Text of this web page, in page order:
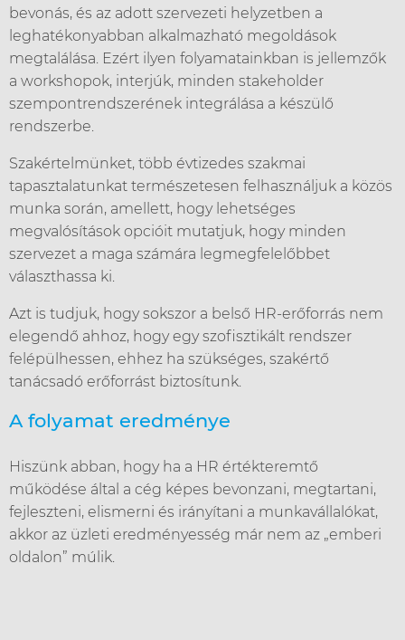
bevonás, és az adott szervezeti helyzetben a
leghatékonyabban alkalmazható megoldások
megtalálása. Ezért ilyen folyamatainkban is jellemzők
a workshopok, interjúk, minden stakeholder
szempontrendszerének integrálása a készülő
rendszerbe.
Szakértelmünket, több évtizedes szakmai
tapasztalatunkat természetesen felhasználjuk a közös
munka során, amellett, hogy lehetséges
megvalósítások opcióit mutatjuk, hogy minden
szervezet a maga számára legmegfelelőbbet
választhassa ki.
Azt is tudjuk, hogy sokszor a belső HR-erőforrás nem
elegendő ahhoz, hogy egy szofisztikált rendszer
felépülhessen, ehhez ha szükséges, szakértő
tanácsadó erőforrást biztosítunk.
A folyamat eredménye
Hiszünk abban, hogy ha a HR értékteremtő
működése által a cég képes bevonzani, megtartani,
fejleszteni, elismerni és irányítani a munkavállalókat,
akkor az üzleti eredményesség már nem az „emberi
oldalon” múlik.